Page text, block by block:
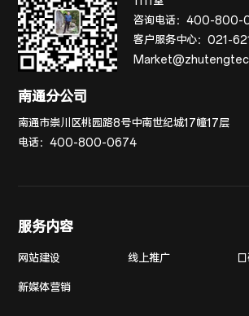
咨询电话：400-800-
客户服务中心：021-
南通分公司
南通市崇川区桃园路8号中南世纪城17幢17层
电话：400-800-0674
服务内容
网站建设 线上推广
新媒体营销